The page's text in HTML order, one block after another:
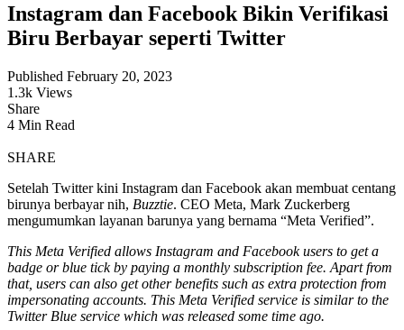
Instagram dan Facebook Bikin Verifikasi
Biru Berbayar seperti Twitter
Published February 20, 2023
1.3k Views
Share
4 Min Read
SHARE
Setelah Twitter kini Instagram dan Facebook akan membuat centang
birunya berbayar nih, Buzztie. CEO Meta, Mark Zuckerberg
mengumumkan layanan barunya yang bernama “Meta Verified”.
This Meta Verified allows Instagram and Facebook users to get a
badge or blue tick by paying a monthly subscription fee. Apart from
that, users can also get other benefits such as extra protection from
impersonating accounts. This Meta Verified service is similar to the
Twitter Blue service which was released some time ago.